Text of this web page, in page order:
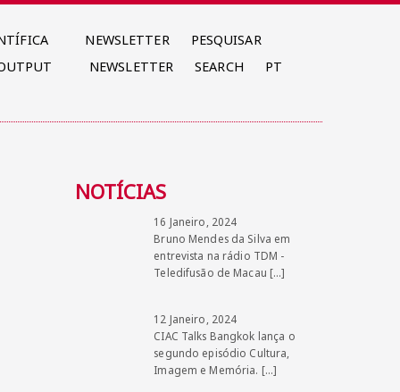
NEWSLETTER
PESQUISAR
NEWSLETTER SEARCH PT
NOTÍCIAS
16 Janeiro, 2024
Bruno Mendes da Silva em
entrevista na rádio TDM -
Teledifusão de Macau […]
12 Janeiro, 2024
CIAC Talks Bangkok lança o
segundo episódio Cultura,
Imagem e Memória. […]